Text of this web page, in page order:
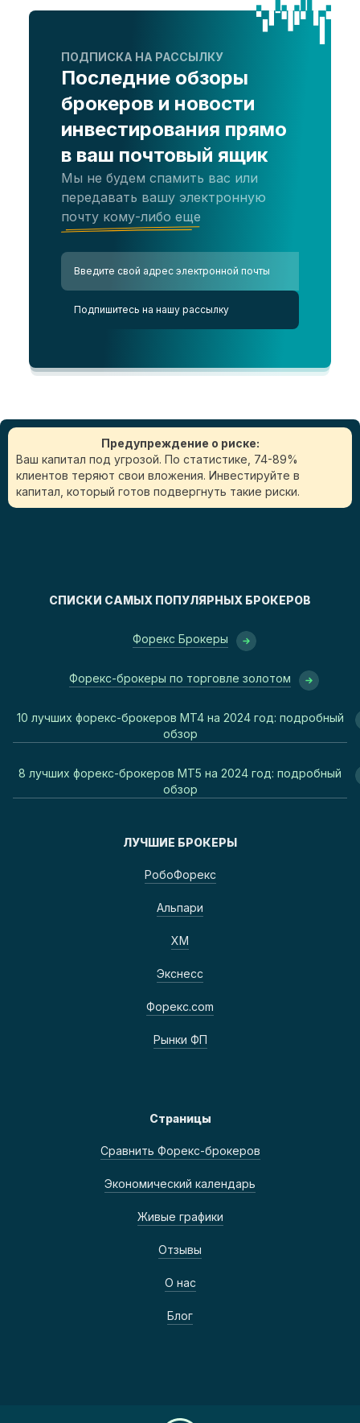
ПОДПИСКА НА РАССЫЛКУ
Последние обзоры
брокеров и новости
инвестирования прямо
в ваш почтовый ящик
Мы не будем спамить вас или
передавать вашу электронную
почту кому-либо еще
Предупреждение о риске:
Ваш капитал под угрозой. По статистике, 74-89%
клиентов теряют свои вложения. Инвестируйте в
капитал, который готов подвергнуть такие риски.
СПИСКИ САМЫХ ПОПУЛЯРНЫХ БРОКЕРОВ
Форекс Брокеры
Форекс-брокеры по торговле золотом
10 лучших форекс-брокеров MT4 на 2024 год: подробный
обзор
8 лучших форекс-брокеров MT5 на 2024 год: подробный
обзор
ЛУЧШИЕ БРОКЕРЫ
РобоФорекс
Альпари
ХМ
Экснесс
Форекс.com
Рынки ФП
Страницы
Сравнить Форекс-брокеров
Экономический календарь
Живые графики
Отзывы
О нас
Блог